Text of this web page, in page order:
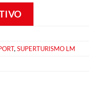
,SUPERTURISMO LM